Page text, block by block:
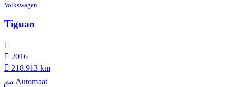
Volkswagen
Tiguan
2016
218.913 km
Automaat